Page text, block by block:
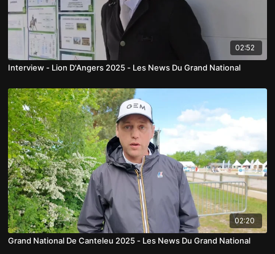
02:52
Interview - Lion D'Angers 2025 - Les News Du Grand National
02:20
Grand National De Canteleu 2025 - Les News Du Grand National